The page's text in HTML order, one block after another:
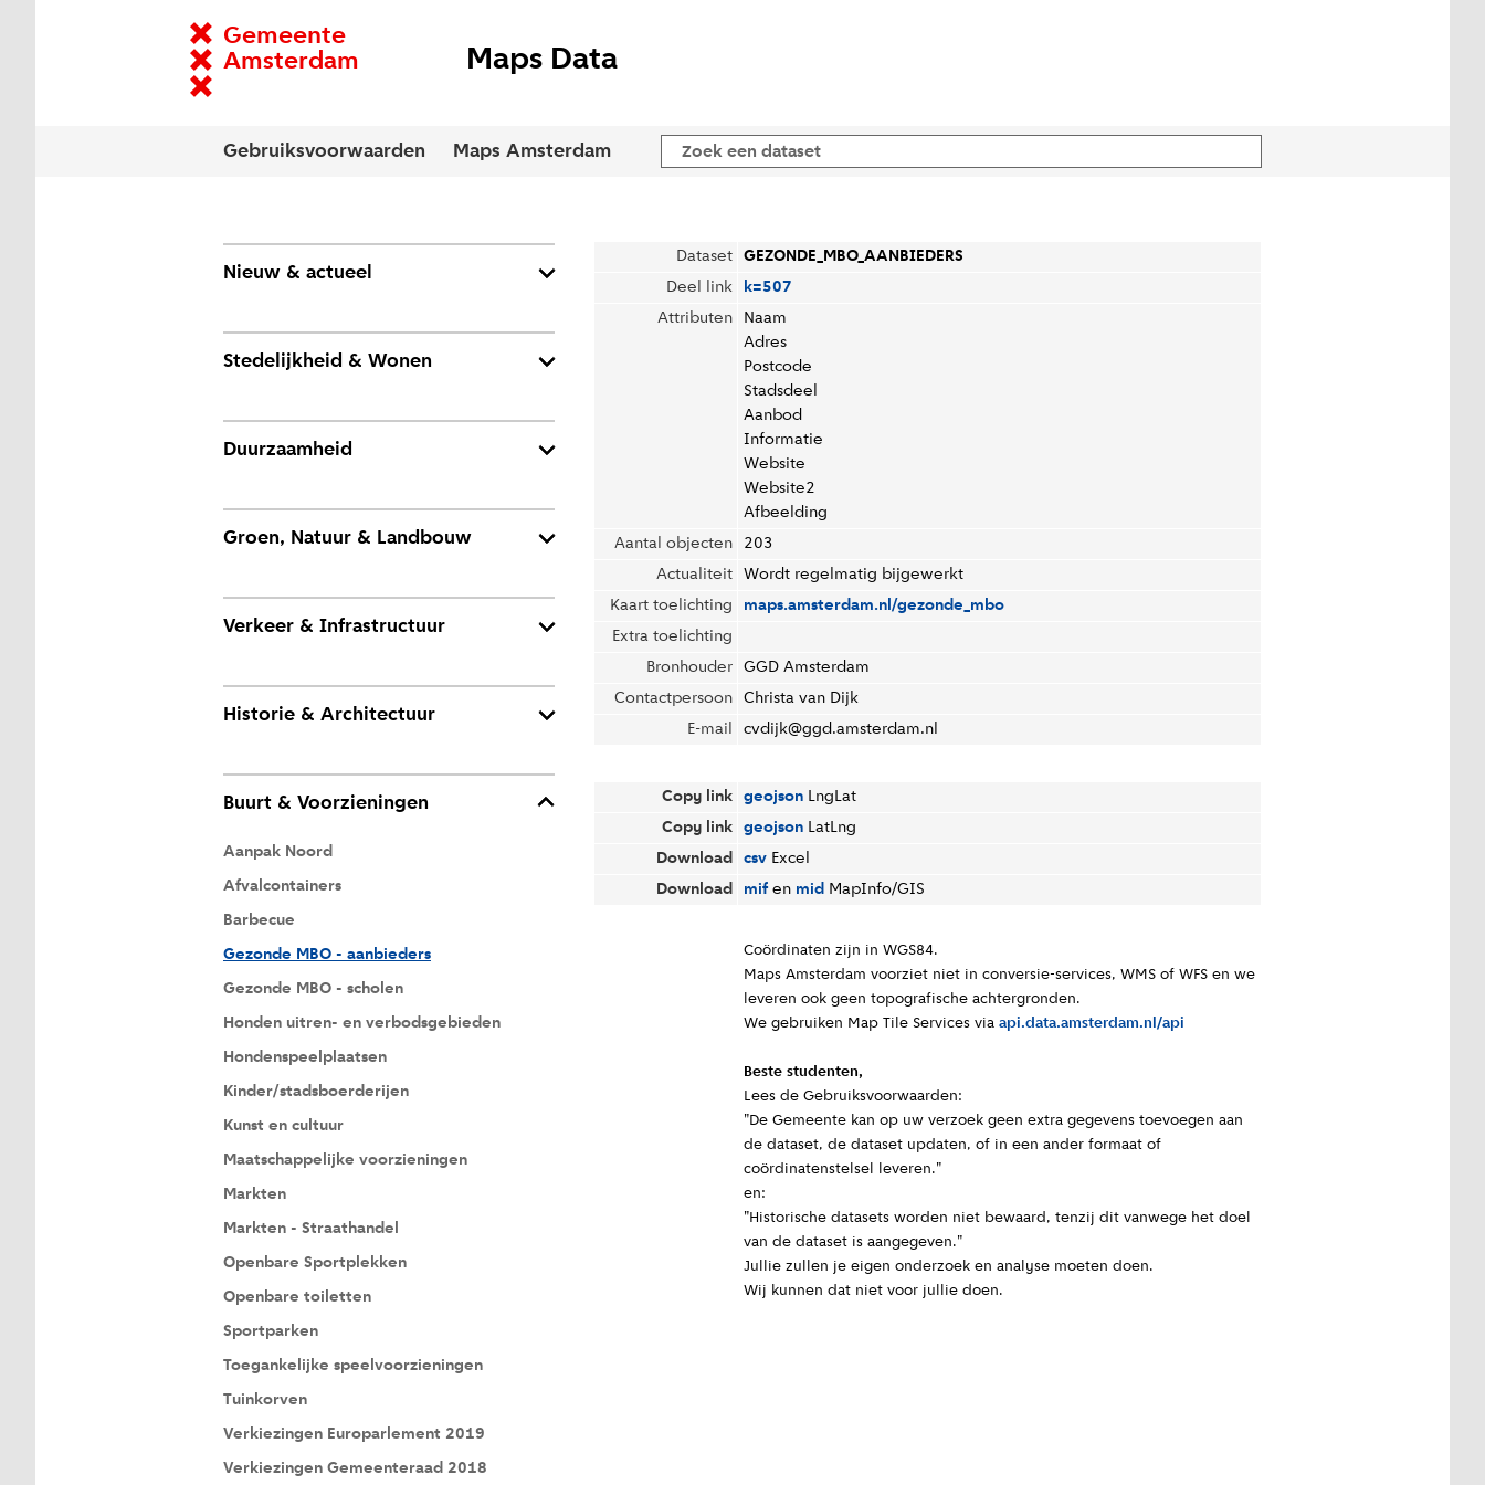
Gemeente
Amsterdam
Maps Data
Gebruiksvoorwaarden Maps Amsterdam
Nieuw & actueel
Stedelijkheid & Wonen
Duurzaamheid
Groen, Natuur & Landbouw
Verkeer & Infrastructuur
Historie & Architectuur
Buurt & Voorzieningen
Aanpak Noord
Afvalcontainers
Barbecue
Gezonde MBO - aanbieders
Gezonde MBO - scholen
Honden uitren- en verbodsgebieden
Hondenspeelplaatsen
Kinder/stadsboerderijen
Kunst en cultuur
Maatschappelijke voorzieningen
Markten
Markten - Straathandel
Openbare Sportplekken
Openbare toiletten
Sportparken
Toegankelijke speelvoorzieningen
Tuinkorven
Verkiezingen Europarlement 2019
Verkiezingen Gemeenteraad 2018
Dataset
GEZONDE_MBO_AANBIEDERS
Deel link
k=507
Attributen
Naam
Adres
Postcode
Stadsdeel
Aanbod
Informatie
Website
Website2
Afbeelding
Aantal objecten
203
Actualiteit
Wordt regelmatig bijgewerkt
Kaart toelichting
maps.amsterdam.nl/gezonde_mbo
Extra toelichting
Bronhouder
GGD Amsterdam
Contactpersoon
Christa van Dijk
E-mail
cvdijk@ggd.amsterdam.nl
Copy link geojson LngLat
Copy link
geojson LatLng
Download
csv Excel
Download
mifen mid MapInfo/GIS
Coördinaten zijn in WGS84.
Maps Amsterdam voorziet niet in conversie-services, WMS of WFS en we
leveren ook geen topografische achtergronden.
We gebruiken Map Tile Services via api.data.amsterdam.nl/api
Beste studenten,
Lees de Gebruiksvoorwaarden:
"De Gemeente kan op uw verzoek geen extra gegevens toevoegen aan
de dataset, de dataset updaten, of in een ander formaat of
coördinatenstelsel leveren."
en:
"Historische datasets worden niet bewaard, tenzij dit vanwege het doel
van de dataset is aangegeven."
Jullie zullen je eigen onderzoek en analyse moeten doen.
Wij kunnen dat niet voor jullie doen.